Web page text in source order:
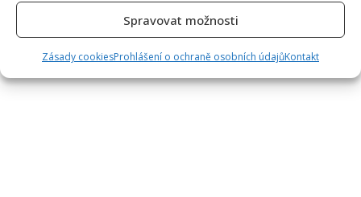
Spravovat možnosti
Zásady cookiesProhlášení o ochraně osobních údajůKontakt